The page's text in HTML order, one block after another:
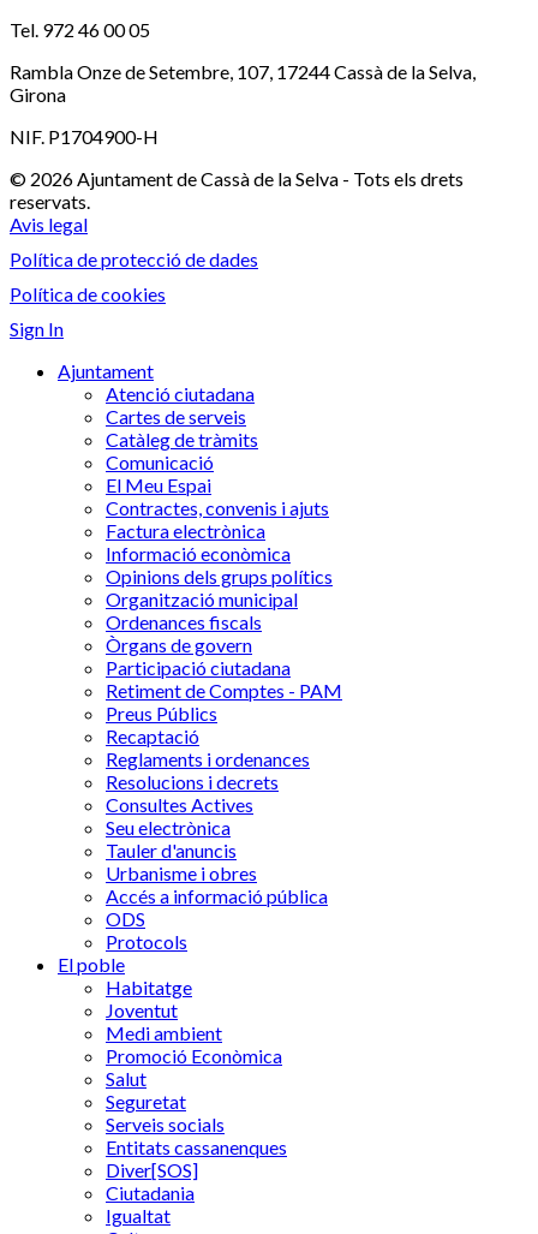
Tel. 972 46 00 05
Rambla Onze de Setembre, 107, 17244 Cassà de la Selva,
Girona
NIF. P1704900-H
© 2026 Ajuntament de Cassà de la Selva - Tots els drets
reservats.
Avis legal
Política de protecció de dades
Política de cookies
Sign In
Ajuntament
Atenció ciutadana
Cartes de serveis
Catàleg de tràmits
Comunicació
El Meu Espai
Contractes, convenis i ajuts
Factura electrònica
Informació econòmica
Opinions dels grups polítics
Organització municipal
Ordenances fiscals
Òrgans de govern
Participació ciutadana
Retiment de Comptes - PAM
Preus Públics
Recaptació
Reglaments i ordenances
Resolucions i decrets
Consultes Actives
Seu electrònica
Tauler d'anuncis
Urbanisme i obres
Accés a informació pública
ODS
Protocols
El poble
Habitatge
Joventut
Medi ambient
Promoció Econòmica
Salut
Seguretat
Serveis socials
Entitats cassanenques
Diver[SOS]
Ciutadania
Igualtat